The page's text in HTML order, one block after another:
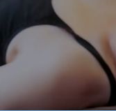
Balnéothérapie
Ostéopathie
Centres